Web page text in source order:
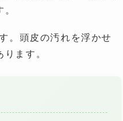
。頭皮の汚れを浮かせ
ます。